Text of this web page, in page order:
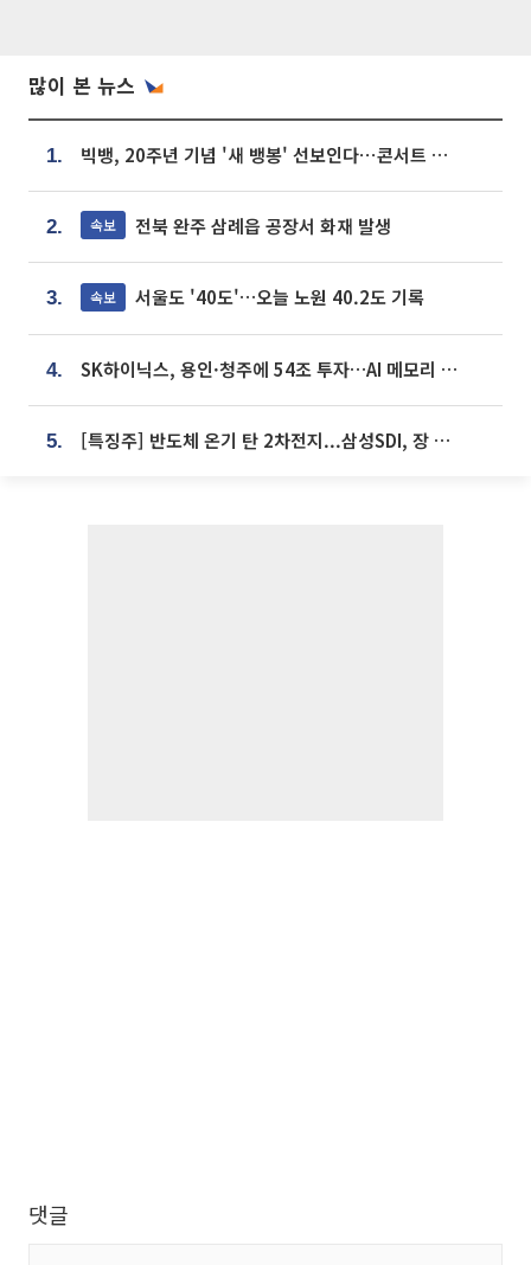
많이 본 뉴스
1. 빅뱅, 20주년 기념 '새 뱅봉' 선보인다⋯콘서트 앞두고 팝업 개최
2. 속보 전북 완주 삼례읍 공장서 화재 발생
3. 속보 서울도 '40도'…오늘 노원 40.2도 기록
4. SK하이닉스, 용인·청주에 54조 투자…AI 메모리 생산기지 키운다
5. [특징주] 반도체 온기 탄 2차전지...삼성SDI, 장 초반 7% 넘게 껑충
댓글